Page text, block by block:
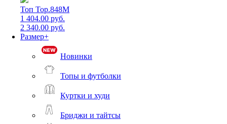
Топ Top.848M
1 404.00 руб.
2 340.00 руб.
Размер+
Новинки
Топы и футболки
Куртки и худи
Бриджи и тайтсы